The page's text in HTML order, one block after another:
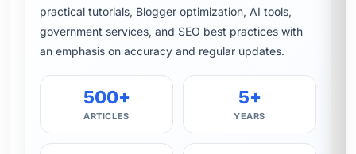
practical tutorials, Blogger optimization, AI tools,
government services, and SEO best practices with
an emphasis on accuracy and regular updates.
500+
ARTICLES
5+
YEARS